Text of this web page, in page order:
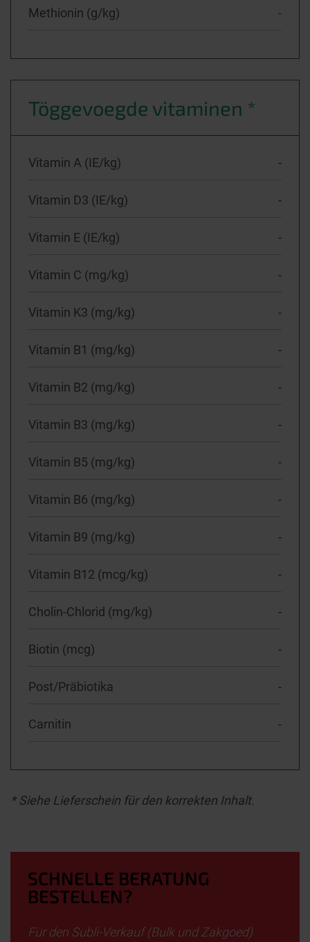
Methionin (g/kg) -
Töggevoegde vitaminen *
Vitamin A (IE/kg) -
Vitamin D3 (IE/kg) -
Vitamin E (IE/kg) -
Vitamin C (mg/kg) -
Vitamin K3 (mg/kg) -
Vitamin B1 (mg/kg) -
Vitamin B2 (mg/kg) -
Vitamin B3 (mg/kg) -
Vitamin B5 (mg/kg) -
Vitamin B6 (mg/kg) -
Vitamin B9 (mg/kg) -
Vitamin B12 (mcg/kg) -
Cholin-Chlorid (mg/kg) -
Biotin (mcg) -
Post/Präbiotika -
Carnitin -
* Siehe Lieferschein für den korrekten Inhalt.
SCHNELLE BERATUNG
BESTELLEN?
Für den Subli-Verkauf (Bulk und Zakgoed)